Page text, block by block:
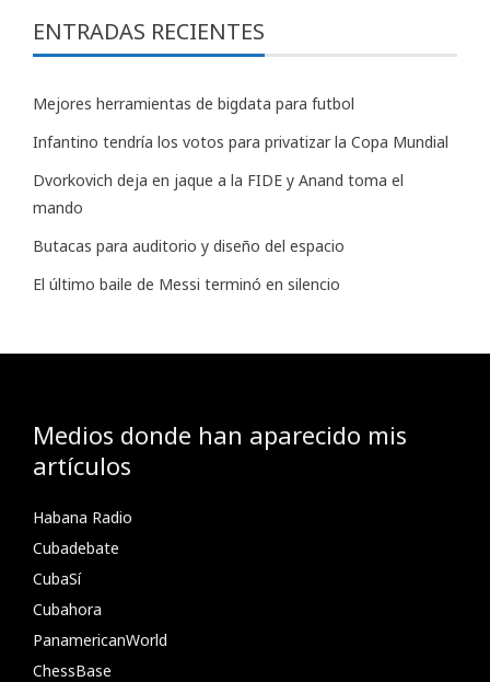
ENTRADAS RECIENTES
Mejores herramientas de bigdata para futbol
Infantino tendría los votos para privatizar la Copa Mundial
Dvorkovich deja en jaque a la FIDE y Anand toma el
mando
Butacas para auditorio y diseño del espacio
El último baile de Messi terminó en silencio
Medios donde han aparecido mis
artículos
Habana Radio
Cubadebate
CubaSí
Cubahora
PanamericanWorld
ChessBase